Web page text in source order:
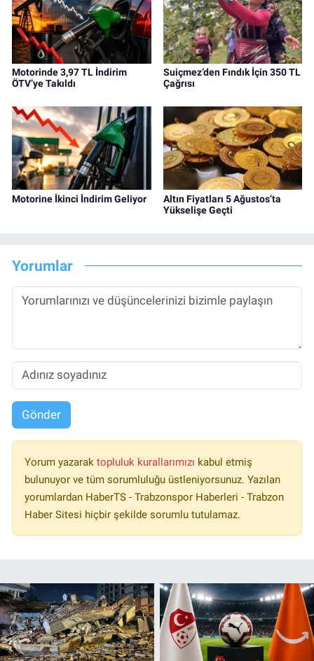
Motorinde 3,97 TL İndirim
ÖTV’ye Takıldı
Suiçmez’den Fındık İçin 350 TL
Çağrısı
Motorine İkinci İndirim Geliyor
Altın Fiyatları 5 Ağustos’ta
Yükselişe Geçti
Yorumlar
Gönder
Yorum yazarak topluluk kurallarımızı kabul etmiş
bulunuyor ve tüm sorumluluğu üstleniyorsunuz. Yazılan
yorumlardan HaberTS - Trabzonspor Haberleri - Trabzon
Haber Sitesi hiçbir şekilde sorumlu tutulamaz.